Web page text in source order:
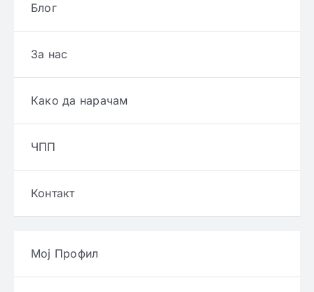
Блог
За нас
Како да нарачам
ЧПП
Контакт
Мој Профил